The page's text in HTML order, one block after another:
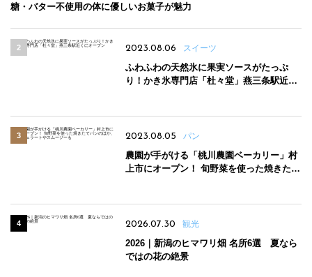
糖・バター不使用の体に優しいお菓子が魅力
2023.08.06 スイーツ
ふわふわの天然氷に果実ソースがたっぷ
り！かき氷専門店「杜々堂」燕三条駅近く
2023.08.05 パン
農園が手がける「桃川農園ベーカリー」村
上市にオープン！ 旬野菜を使った焼きたて
2026.07.30 観光
2026｜新潟のヒマワリ畑 名所6選 夏なら
ではの花の絶景